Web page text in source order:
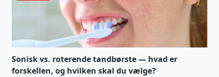
Sonisk vs. roterende tandbørste — hvad er
forskellen, og hvilken skal du vælge?